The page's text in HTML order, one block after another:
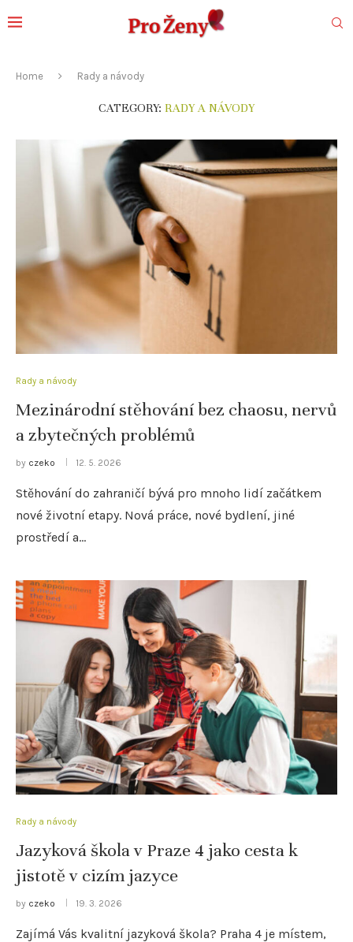
Home Rady a návody
CATEGORY: RADY A NÁVODY
Rady a návody
Mezinárodní stěhování bez chaosu, nervů
a zbytečných problémů
by czeko 12. 5. 2026
Stěhování do zahraničí bývá pro mnoho lidí začátkem
nové životní etapy. Nová práce, nové bydlení, jiné
prostředí a…
Rady a návody
Jazyková škola v Praze 4 jako cesta k
jistotě v cizím jazyce
by czeko 19. 3. 2026
Zajímá Vás kvalitní jazyková škola? Praha 4 je místem,